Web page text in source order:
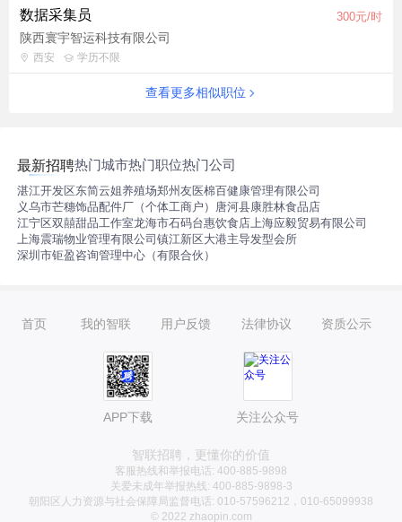
数据采集员 300元/时
陕西寰宇智运科技有限公司
西安 学历不限
查看更多相似职位
最新招聘热门城市热门职位热门公司
湛江开发区东简云姐养殖场郑州友医棉百健康管理有限公司
义乌市芒穗饰品配件厂（个体工商户） 唐河县康胜林食品店
江宁区双囍甜品工作室龙海市石码台惠饮食店上海应毅贸易有限公司
上海震瑞物业管理有限公司镇江新区大港主导发型会所
深圳市钜盈咨询管理中心（有限合伙）
首页 我的智联 用户反馈 法律协议 资质公示
APP下载 关注公众号
智联招聘，更懂你的价值
客服热线和举报电话: 400-885-9898
关爱未成年举报热线: 400-885-9898-3
朝阳区人力资源与社会保障局监督电话: 010-57596212，010-65099938
© 2022 zhaopin.com